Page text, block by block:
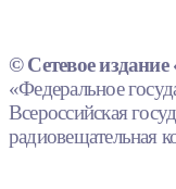
© Сетевое издание
«Федеральное
Всероссийская
радиовещательная